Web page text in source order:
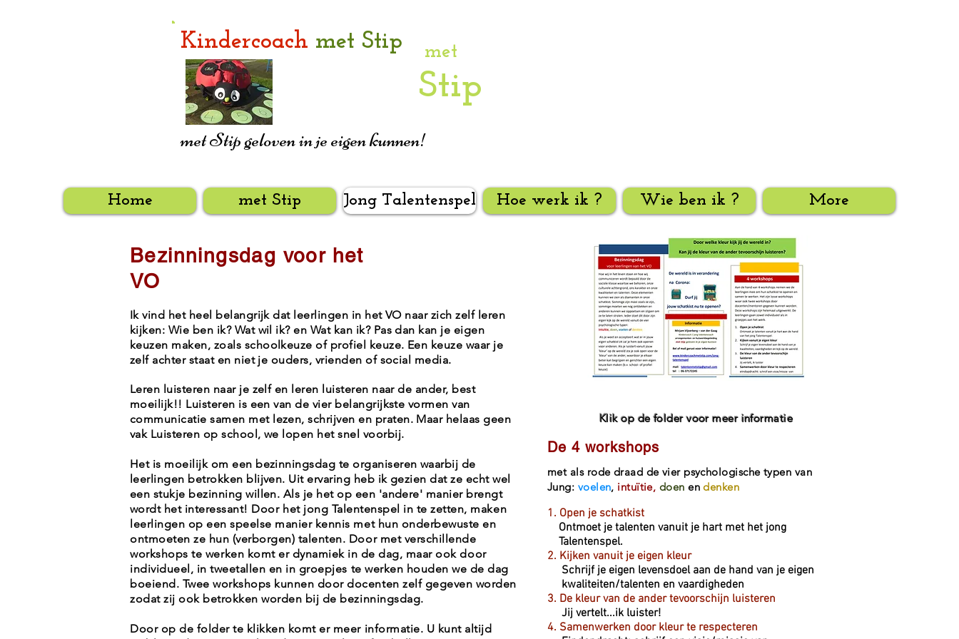
met
Stip
Kindercoach met Stip
met Stip geloven in je eigen kunnen!
Home met Stip Jong Talentenspel Hoe werk ik ? Wie ben ik ? More
Bezinningsdag voor het
VO
Ik vind het heel belangrijk dat leerlingen in het VO naar zich zelf leren
kijken: Wie ben ik? Wat wil ik? en Wat kan ik? Pas dan kan je eigen
keuzen maken, zoals schoolkeuze of profiel keuze. Een keuze waar je
zelf achter staat en niet je ouders, vrienden of social media.
Leren luisteren naar je zelf en leren luisteren naar de ander, best
moeilijk!! Luisteren is een van de vier belangrijkste vormen van
communicatie samen met lezen, schrijven en praten. Maar helaas geen
vak Luisteren op school, we lopen het snel voorbij.
Het is moeilijk om een bezinningsdag te organiseren waarbij de
leerlingen betrokken blijven. Uit ervaring heb ik gezien dat ze echt wel
een stukje bezinning willen. Als je het op een 'andere' manier brengt
wordt het interessant! Door het jong Talentenspel in te zetten, maken
leerlingen op een speelse manier kennis met hun onderbewuste en
ontmoeten ze hun (verborgen) talenten. Door met verschillende
workshops te werken komt er dynamiek in de dag, maar ook door
individueel, in tweetallen en in groepjes te werken houden we de dag
boeiend. Twee workshops kunnen door docenten zelf gegeven worden
zodat zij ook betrokken worden bij de bezinningsdag.
Door op de folder te klikken komt er meer informatie. U kunt altijd
Klik op de folder voor meer informatie
De 4 workshops
met als rode draad de vier psychologische typen van
Jung: voelen, intuïtie, doen endenken
1. Open je schatkist
Ontmoet je talenten vanuit je hart met het jong
Talentenspel.
2. Kijken vanuit je eigen kleur
Schrijf je eigen levensdoel aan de hand van je eigen
kwaliteiten/talenten en vaardigheden
3. De kleur van de ander tevoorschijn luisteren
Jij vertelt...ik luister!
4. Samenwerken door kleur te respecteren